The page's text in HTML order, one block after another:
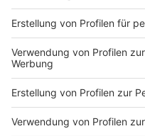
das - wenn
Ursache für
klar sei.„Wenn
der Kneipe treffen,
Bier dazu trinken,
bei 60 Grad spült?“.
In NRW istkeine
Arbeitsplatz in